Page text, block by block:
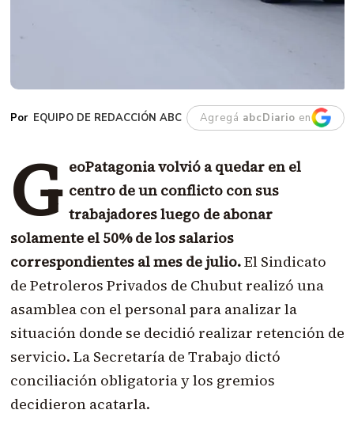
EQUIPO DE REDACCIÓN ABC Agregá abcDiario en
G eoPatagonia volvió a quedar en el
centro de un conflicto con sus
trabajadores luego de abonar
solamente el 50% de los salarios
correspondientes al mes de julio.El Sindicato
de Petroleros Privados de Chubut realizó una
asamblea con el personal para analizar la
situación donde se decidió realizar retención de
servicio. La Secretaría de Trabajo dictó
conciliación obligatoria y los gremios
decidieron acatarla.